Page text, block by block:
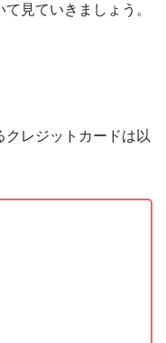
見ていきましょう。
レジットカードは以